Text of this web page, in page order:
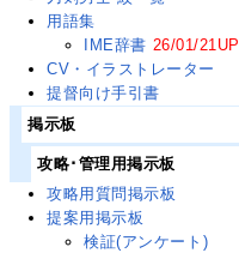
用語集
IME辞書 26/01/21UP
CV・イラストレーター
提督向け手引書
掲示板
攻略･管理用掲示板
攻略用質問掲示板
提案用掲示板
検証(アンケート)